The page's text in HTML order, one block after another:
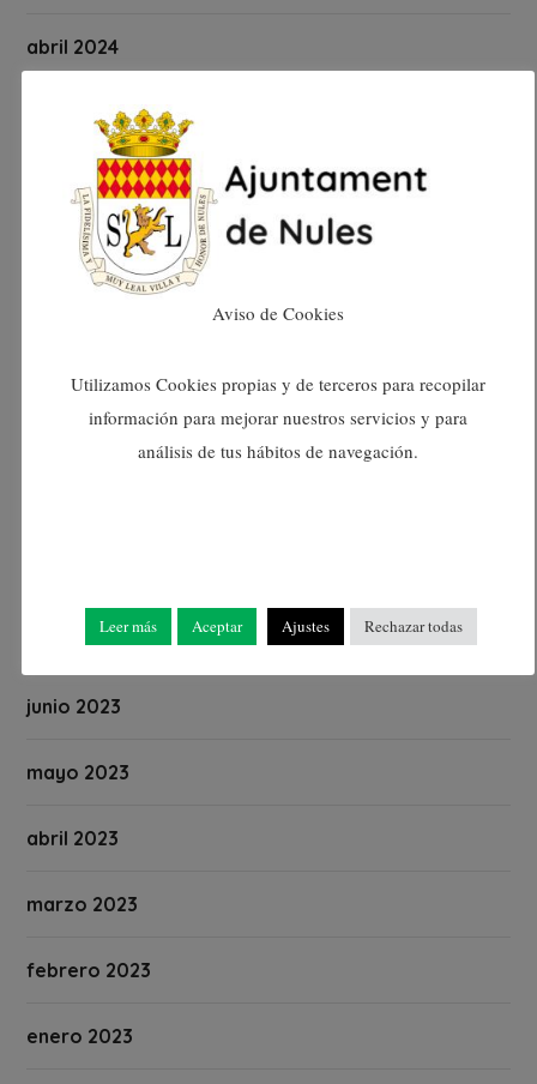
abril 2024
marzo 2024
febrero 2024
enero 2024
noviembre 2023
julio 2023
junio 2023
mayo 2023
abril 2023
marzo 2023
febrero 2023
enero 2023
Aviso de Cookies
Utilizamos Cookies propias y de terceros para recopilar
información para mejorar nuestros servicios y para
análisis de tus hábitos de navegación.
Leer más Aceptar Ajustes Rechazar todas